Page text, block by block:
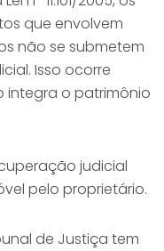
que envolvem
não se submetem
Isso ocorre
integra o patrimônio
judicial
pelo proprietário.
de Justiça tem